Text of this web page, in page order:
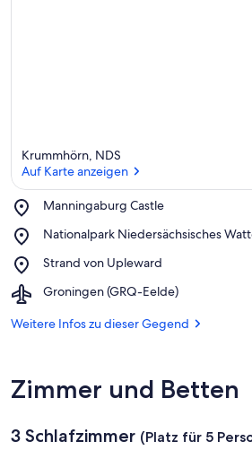
Krummhörn, NDS
Auf Karte anzeigen
Manningaburg Castle
Place,
Castle
Nationalpark Niedersächsisches
Place,
Niedersächsisches
Strand von Upleward
Place,
von
Groningen (GRQ-Eelde)
Airport,
(GRQ-
Weitere Infos zu dieser Gegend
Zimmer und Betten
3 Schlafzimmer (Platz für 5